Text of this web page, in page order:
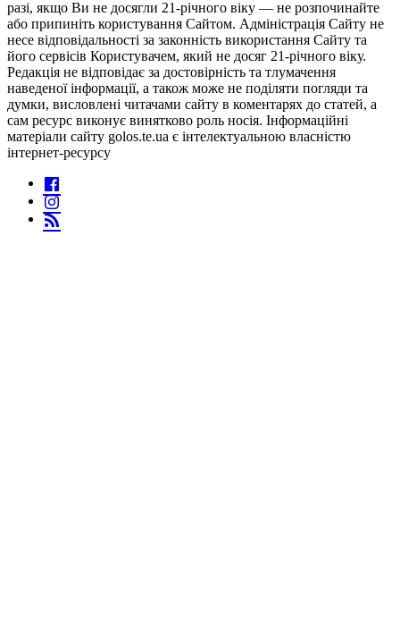
разі, якщо Ви не досягли 21-річного віку — не розпочинайте
або припиніть користування Сайтом. Адміністрація Сайту не
несе відповідальності за законність використання Сайту та
його сервісів Користувачем, який не досяг 21-річного віку.
Редакція не відповідає за достовірність та тлумачення
наведеної інформації, а також може не поділяти погляди та
думки, висловлені читачами сайту в коментарях до статей, а
сам ресурс виконує винятково роль носія. Інформаційні
матеріали сайту golos.te.ua є інтелектуальною власністю
інтернет-ресурсу